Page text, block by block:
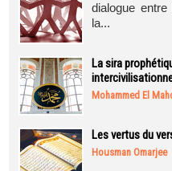
dialogue
la...
La sira
Mohammed El
Les vertus du
Housman Omarjee